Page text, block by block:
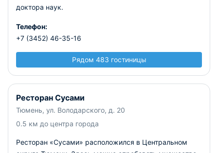
доктора наук.
Телефон:
+7 (3452) 46-35-16
Рядом 483 гостиницы
Ресторан Сусами
Тюмень, ул. Володарского, д. 20
0.5 км до центра города
Ресторан «Сусами» расположился в Центральном